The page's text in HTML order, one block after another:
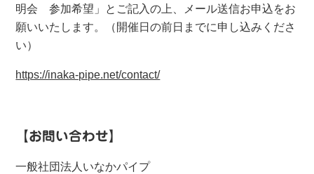
明会 参加希望」とご記入の上、メール送信お申込をお
願いいたします。（開催日の前日までに申し込みくださ
い）
https://inaka-pipe.net/contact/
【お問い合わせ】
一般社団法人いなかパイプ